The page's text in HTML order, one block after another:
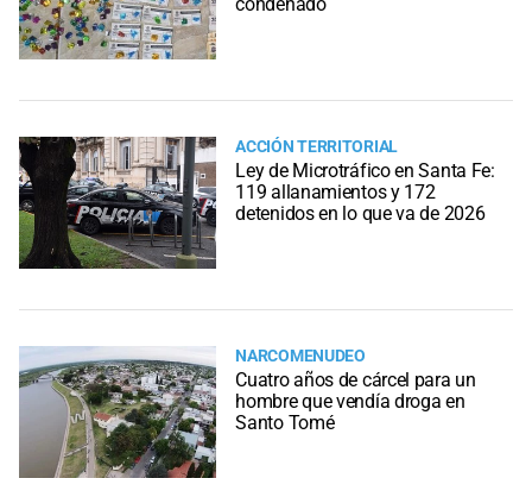
ACCIÓN TERRITORIAL
Ley de Microtráfico en Santa Fe:
119 allanamientos y 172
detenidos en lo que va de 2026
NARCOMENUDEO
Cuatro años de cárcel para un
hombre que vendía droga en
Santo Tomé